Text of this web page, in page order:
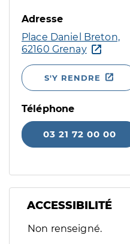
Adresse
Place Daniel Breton,
62160 Grenay
S'Y RENDRE
Téléphone
03 21 72 00 00
ACCESSIBILITÉ
Filtres
Sélectionnez un ou
Non renseigné.